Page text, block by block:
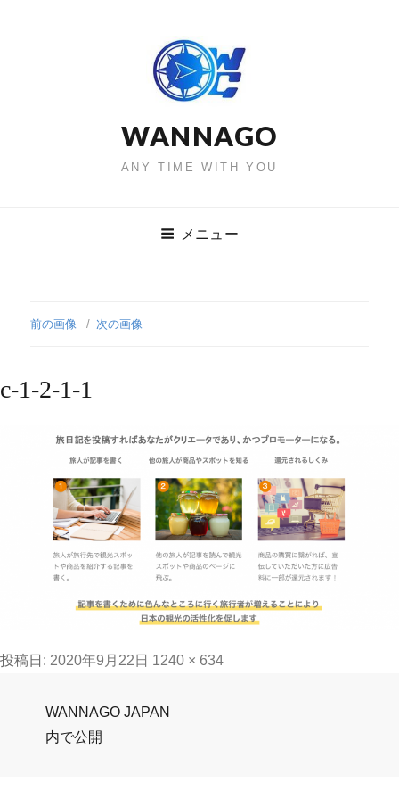
WANNAGO
ANY TIME WITH YOU
メニュー
前の画像 次の画像
c-1-2-1-1
投稿日: 2020年9月22日 フ
サ
1240 × 634
投
稿
WANNAGO JAPAN
内で公開